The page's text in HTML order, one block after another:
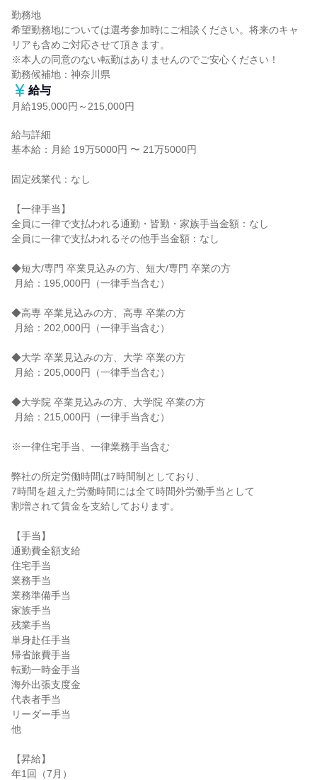
勤務地
希望勤務地については選考参加時にご相談ください。将来のキャ
リアも含めご対応させて頂きます。
※本人の同意のない転勤はありませんのでご安心ください！
勤務候補地：神奈川県
給与
月給195,000円～215,000円
給与詳細
基本給：月給 19万5000円 〜 21万5000円
固定残業代：なし
【一律手当】
全員に一律で支払われる通勤・皆勤・家族手当金額：なし
全員に一律で支払われるその他手当金額：なし
◆短大/専門 卒業見込みの方、短大/専門 卒業の方
◆高専 卒業見込みの方、高専 卒業の方
◆大学 卒業見込みの方、大学 卒業の方
◆大学院 卒業見込みの方、大学院 卒業の方
※一律住宅手当、一律業務手当含む
弊社の所定労働時間は7時間制としており、
7時間を超えた労働時間には全て時間外労働手当として
割増されて賃金を支給しております。
【手当】
通勤費全額支給
住宅手当
業務手当
業務準備手当
家族手当
残業手当
単身赴任手当
帰省旅費手当
転勤一時金手当
海外出張支度金
代表者手当
リーダー手当
他
【昇給】
年1回（7月）